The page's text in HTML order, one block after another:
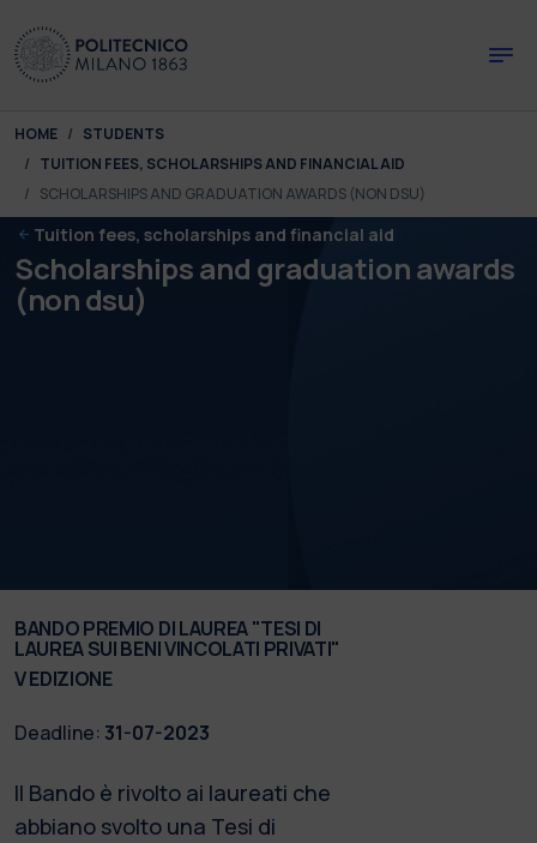
You are here:
HOME
STUDENTS
TUITION FEES, SCHOLARSHIPS AND FINANCIAL AID
SCHOLARSHIPS AND GRADUATION AWARDS (NON DSU)
Tuition fees, scholarships and financial aid
Scholarships and graduation awards
(non dsu)
BANDO PREMIO DI LAUREA "TESI DI
LAUREA SUI BENI VINCOLATI PRIVATI"
V EDIZIONE
Deadline: 31-07-2023
Il Bando è rivolto ai laureati che
abbiano svolto una Tesi di